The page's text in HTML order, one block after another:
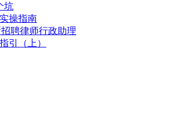
坑
操指南
聘律师行政助理
引（上）